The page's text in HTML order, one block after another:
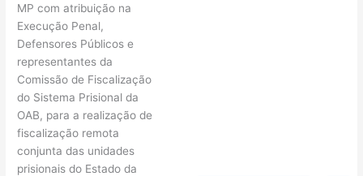
MP com atribuição na
Execução Penal,
Defensores Públicos e
representantes da
Comissão de Fiscalização
do Sistema Prisional da
OAB, para a realização de
fiscalização remota
conjunta das unidades
prisionais do Estado da